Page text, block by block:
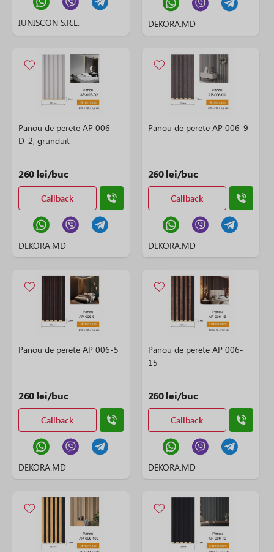
IUNISCON S.R.L. DEKORA.MD
Panou de perete AP 006-
D-2, grunduit
260 lei/buc
Callback
DEKORA.MD
Panou de perete AP 006-9
260 lei/buc
Callback
DEKORA.MD
Panou de perete АP 006-5
260 lei/buc
Callback
DEKORA.MD
Panou de perete AP 006-
15
260 lei/buc
Callback
DEKORA.MD